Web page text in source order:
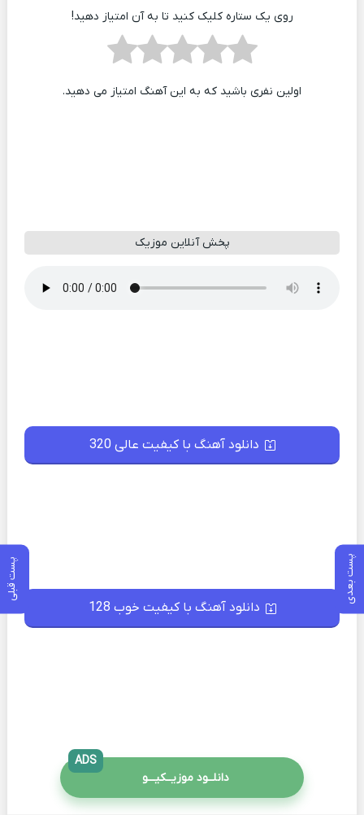
پست بعدی پست قبلی
روی یک ستاره کلیک کنید تا به آن امتیاز دهید!
اولین نفری باشید که به این آهنگ امتیاز می دهید.
پخش آنلاین موزیک
دانلود آهنگ با کیفیت عالی 320
دانلود آهنگ با کیفیت خوب 128
دانلــود موزیــکیـــو
ADS